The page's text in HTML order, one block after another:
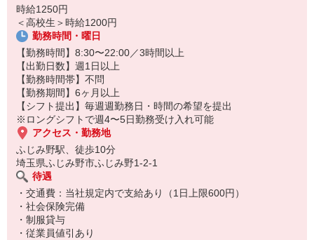
ひとつひとつ丁寧に粉をまぶして揚げる作業をお任せします。
カンタンな作業なので初めての方もスグに覚えられますし、
作業については丁寧に教えるから心配はいりません
時給1250円
＜高校生＞時給1200円
勤務時間・曜日
【勤務時間】8:30〜22:00／3時間以上
【出勤日数】週1日以上
【勤務時間帯】不問
【勤務期間】6ヶ月以上
【シフト提出】毎週週勤務日・時間の希望を提出
※ロングシフトで週4〜5日勤務受け入れ可能
アクセス・勤務地
ふじみ野駅、徒歩10分
埼玉県ふじみ野市ふじみ野1-2-1
待遇
・交通費：当社規定内で支給あり（1日上限600円）
・社会保険完備
・制服貸与
・従業員値引あり